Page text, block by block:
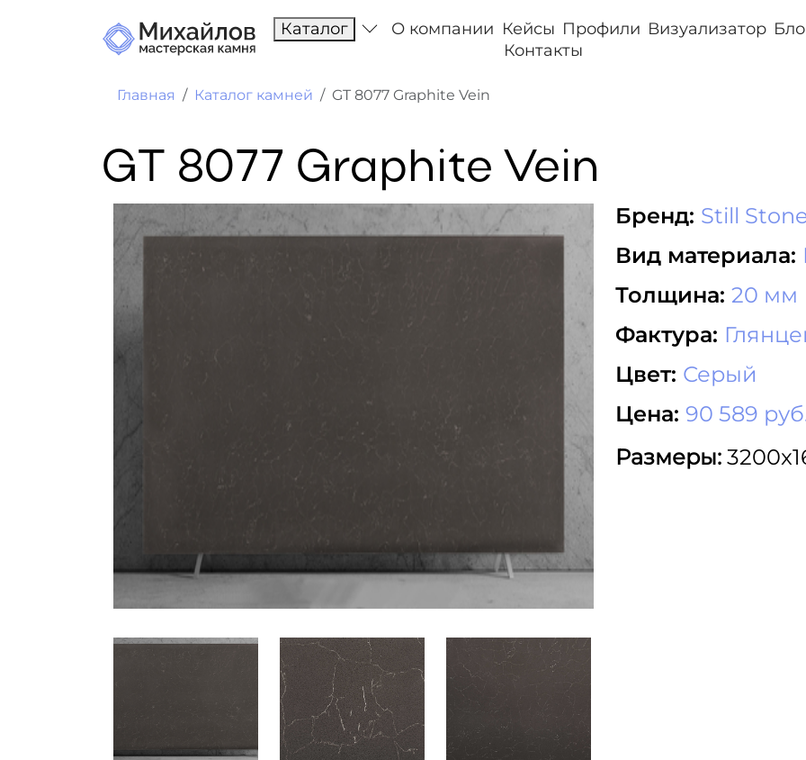
Каталог О компании Кейсы Профили Визуализатор
Контакты
Главная Каталог камней GT 8077 Graphite Vein
GT 8077 Graphite Vein
Бренд: Still
Вид материала:
Толщина: 20 мм
Фактура:
Цвет: Серый
Цена: 90 589
Размеры: